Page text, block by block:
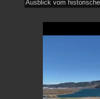
Ausblick vom